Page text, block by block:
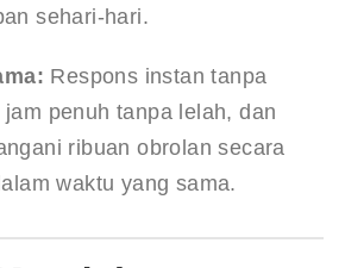
sehari-hari.
Respons instan tanpa
penuh tanpa lelah, dan
ribuan obrolan secara
waktu yang sama.